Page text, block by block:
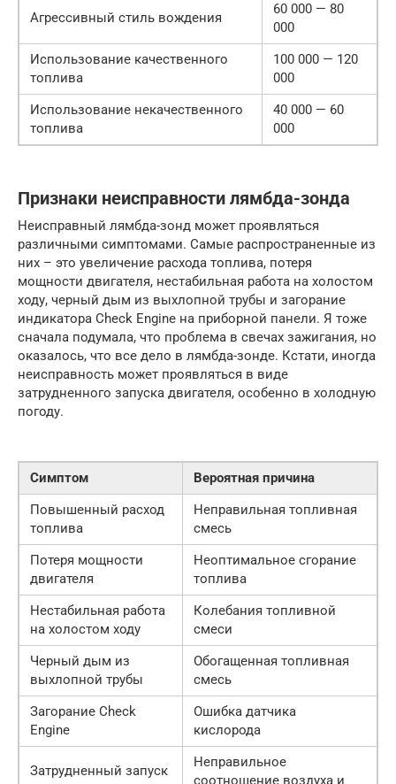
Агрессивный стиль вождения
60 000 — 80
000
Использование качественного
топлива
100 000 — 120
000
Использование некачественного
топлива
40 000 — 60
000
Признаки неисправности лямбда-зонда
Неисправный лямбда-зонд может проявляться
различными симптомами. Самые распространенные из
них – это увеличение расхода топлива, потеря
мощности двигателя, нестабильная работа на холостом
ходу, черный дым из выхлопной трубы и загорание
индикатора Check Engine на приборной панели. Я тоже
сначала подумала, что проблема в свечах зажигания, но
оказалось, что все дело в лямбда-зонде. Кстати, иногда
неисправность может проявляться в виде
затрудненного запуска двигателя, особенно в холодную
погоду.
Симптом
Вероятная причина
Повышенный расход
топлива
Неправильная топливная
смесь
Потеря мощности
двигателя
Неоптимальное сгорание
топлива
Нестабильная работа
на холостом ходу
Колебания топливной
смеси
Черный дым из
выхлопной трубы
Обогащенная топливная
смесь
Загорание Check
Engine
Ошибка датчика
кислорода
Затрудненный запуск
Неправильное
соотношение воздуха и